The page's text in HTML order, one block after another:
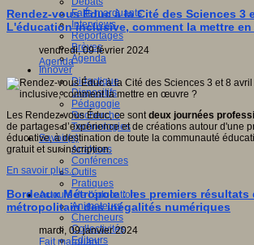
Faits marquants
Interviews
Reportages
Brèves
Agenda
Innover
Didactique
Dispositifs
Pédagogie
Recherche
Technologies
Savoir(s)
Analyses
Conférences
Outils
Pratiques
Acteurs de l'éducation
Animateurs
Chercheurs
Collectivités
Editeurs
Rendez-vous Éduc à la Cité des Sciences 3
L'éducation inclusive, comment la mettre
vendredi, 09 février 2024
Agenda
Les Rendez-vous Éduc, ce sontdeux journées
de partages d’expérience et de créations autour d'une
éducative, à destination de toute la communauté
gratuit et sur inscription.
En savoir plus...
Bordeaux Métropole : les premiers résultats
métropolitain des inégalités numériques
mardi, 09 janvier 2024
Fait marquant